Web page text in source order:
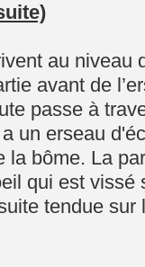
au niveau
avant de
passe à
un erseau
bôme. La
qui est
tendue